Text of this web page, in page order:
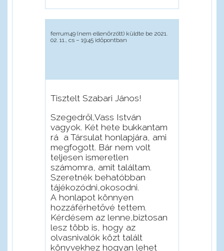
ferrum49 (nem ellenőrzött)küldte be 2021.
02. 11., cs – 19:45 időpontban
Tisztelt Szabari János!
Szegedről,Vass István
vagyok. Két hete bukkantam
rá a Társulat honlapjára, ami
megfogott. Bár nem volt
teljesen ismeretlen
számomra, amit találtam.
Szeretnék behatóbban
tájékozódni,okosodni.
A honlapot könnyen
hozzáférhetővé tettem.
Kérdésem az lenne,biztosan
lesz több is, hogy az
olvasnivalók közt talált
könyvekhez hogyan lehet